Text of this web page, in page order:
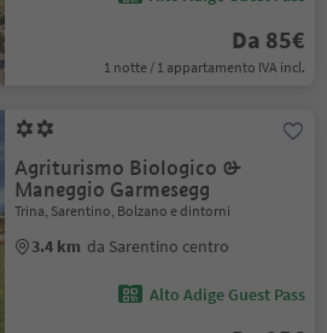
Da 85€
1 notte / 1 appartamento IVA incl.
Agriturismo Biologico &
Maneggio Garmesegg
Trina, Sarentino, Bolzano e dintorni
3.4 km da Sarentino centro
Alto Adige Guest Pass